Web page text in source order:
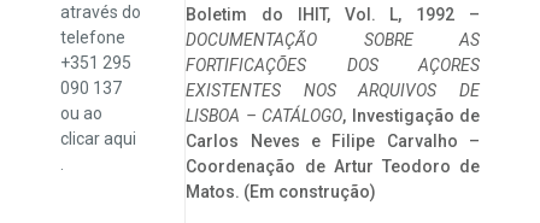
através do
telefone
+351 295
090 137
ou ao
clicaraqui
Boletim do IHIT, Vol. L, 1992 –
DOCUMENTAÇÃO SOBRE AS
FORTIFICAÇÕES DOS AÇORES
EXISTENTES NOS ARQUIVOS DE
LISBOA – CATÁLOGO, Investigação de
Carlos Neves e Filipe Carvalho –
Coordenação de Artur Teodoro de
Matos. (Em construção)